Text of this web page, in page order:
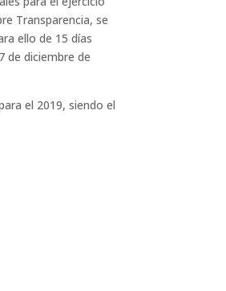
Transparencia, se
ello de 15 días
de diciembre de
el 2019, siendo el